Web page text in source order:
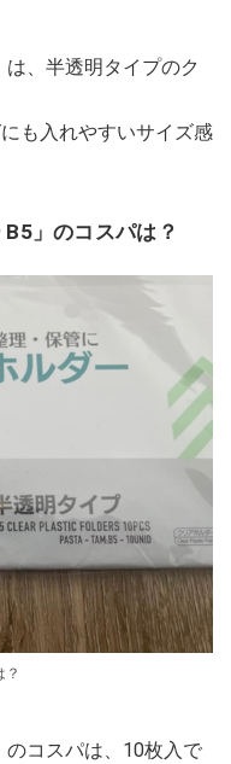
、半透明タイプのク
も入れやすいサイズ感
」のコスパは？
？
のコスパは、10枚入で